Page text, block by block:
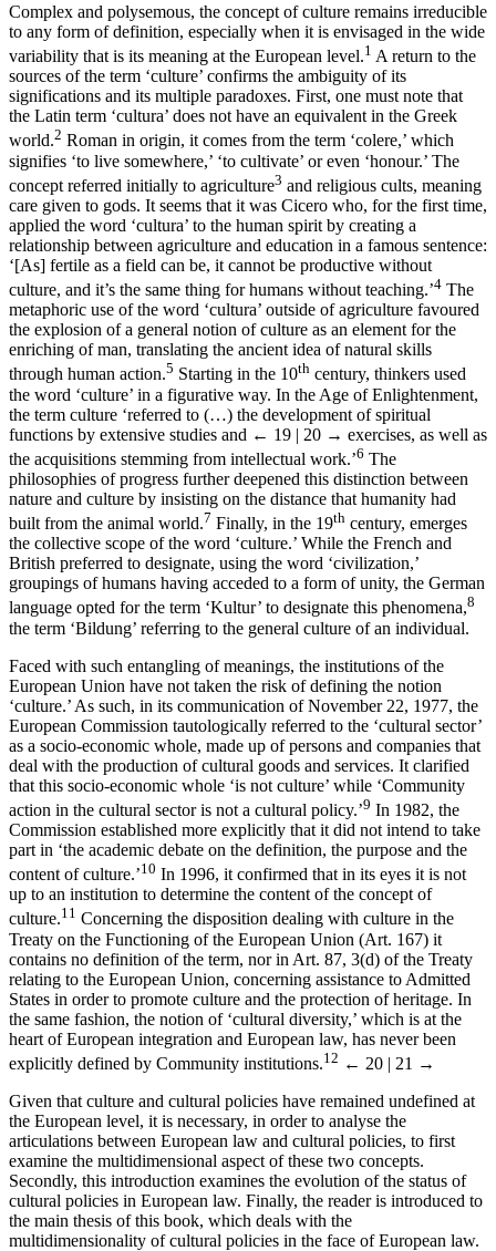
Complex and polysemous, the concept of culture remains irreducible
to any form of definition, especially when it is envisaged in the wide
variability that is its meaning at the European level.1 A return to the
sources of the term ‘culture’ confirms the ambiguity of its
significations and its multiple paradoxes. First, one must note that
the Latin term ‘cultura’ does not have an equivalent in the Greek
world.2 Roman in origin, it comes from the term ‘colere,’ which
signifies ‘to live somewhere,’ ‘to cultivate’ or even ‘honour.’ The
concept referred initially to agriculture3 and religious cults, meaning
care given to gods. It seems that it was Cicero who, for the first time,
applied the word ‘cultura’ to the human spirit by creating a
relationship between agriculture and education in a famous sentence:
‘[As] fertile as a field can be, it cannot be productive without
culture, and it’s the same thing for humans without teaching.’4 The
metaphoric use of the word ‘cultura’ outside of agriculture favoured
the explosion of a general notion of culture as an element for the
enriching of man, translating the ancient idea of natural skills
through human action.5 Starting in the 10th century, thinkers used
the word ‘culture’ in a figurative way. In the Age of Enlightenment,
the term culture ‘referred to (…) the development of spiritual
functions by extensive studies and ← 19 | 20 → exercises, as well as
the acquisitions stemming from intellectual work.’6 The
philosophies of progress further deepened this distinction between
nature and culture by insisting on the distance that humanity had
built from the animal world.7 Finally, in the 19th century, emerges
the collective scope of the word ‘culture.’ While the French and
British preferred to designate, using the word ‘civilization,’
groupings of humans having acceded to a form of unity, the German
language opted for the term ‘Kultur’ to designate this phenomena,8
the term ‘Bildung’ referring to the general culture of an individual.
Faced with such entangling of meanings, the institutions of the
European Union have not taken the risk of defining the notion
‘culture.’ As such, in its communication of November 22, 1977, the
European Commission tautologically referred to the ‘cultural sector’
as a socio-economic whole, made up of persons and companies that
deal with the production of cultural goods and services. It clarified
that this socio-economic whole ‘is not culture’ while ‘Community
action in the cultural sector is not a cultural policy.’9 In 1982, the
Commission established more explicitly that it did not intend to take
part in ‘the academic debate on the definition, the purpose and the
content of culture.’10 In 1996, it confirmed that in its eyes it is not
up to an institution to determine the content of the concept of
culture.11 Concerning the disposition dealing with culture in the
Treaty on the Functioning of the European Union (Art. 167) it
contains no definition of the term, nor in Art. 87, 3(d) of the Treaty
relating to the European Union, concerning assistance to Admitted
States in order to promote culture and the protection of heritage. In
the same fashion, the notion of ‘cultural diversity,’ which is at the
heart of European integration and European law, has never been
explicitly defined by Community institutions.12 ← 20 | 21 →
Given that culture and cultural policies have remained undefined at
the European level, it is necessary, in order to analyse the
articulations between European law and cultural policies, to first
examine the multidimensional aspect of these two concepts.
Secondly, this introduction examines the evolution of the status of
cultural policies in European law. Finally, the reader is introduced to
the main thesis of this book, which deals with the
multidimensionality of cultural policies in the face of European law.